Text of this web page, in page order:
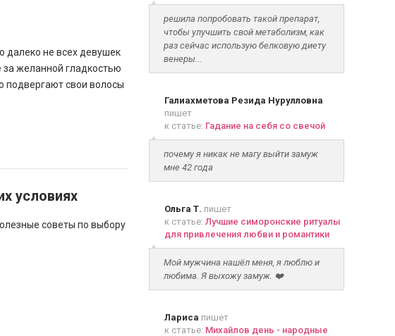
далеко не всех девушек
за желанной гладкостью
подвергают свои волосы
условиях
советы по выбору
решила попробовать такой препарат,
чтобы улучшить свой метаболизм, как
раз сейчас использую белковую диету
венеры...
Галиахметова Резида Нурулловна
пишет
к статье: Гадание на себя со свечой
почему я никак не магу выйти замуж
мне 42 года
Ольга Т. пишет
к статье: Лучшие симоронские ритуалы
для привлечения любви и романтики
Мой мужчина нашёл меня, я люблю и
любима. Я выхожу замуж. ❤️
Лариса пишет
к статье: Михайлов день - народные